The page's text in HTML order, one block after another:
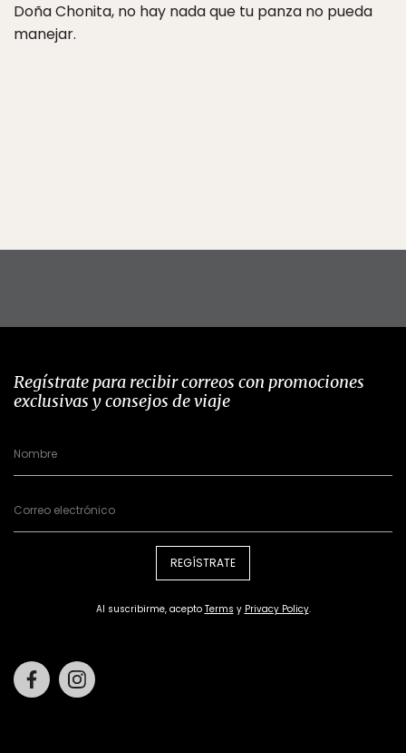
Doña Chonita, no hay nada que tu panza no pueda
manejar.
Regístrate para recibir correos con promociones
exclusivas y consejos de viaje
REGÍSTRATE
Al suscribirme, acepto Terms y Privacy Policy.
Facebook